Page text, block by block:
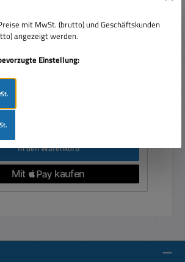
Inhalt:0.2 Liter(217,50 € / 1 Liter)
inkl. MwSt. zzgl. Versandkosten
In den Warenkorb
mit MwSt. (brutto) und Geschäftskunden
angezeigt werden.
Einstellung: